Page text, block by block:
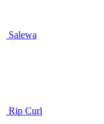
Salewa
Rip Curl